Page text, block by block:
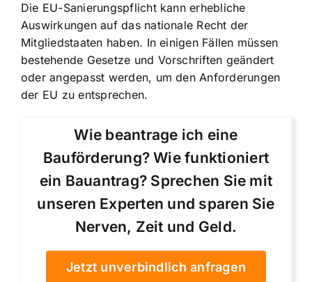
Die EU-Sanierungspflicht kann erhebliche
Auswirkungen auf das nationale Recht der
Mitgliedstaaten haben. In einigen Fällen müssen
bestehende Gesetze und Vorschriften geändert
oder angepasst werden, um den Anforderungen
der EU zu entsprechen.
Wie beantrage ich eine
Bauförderung? Wie funktioniert
ein Bauantrag? Sprechen Sie mit
unseren Experten und sparen Sie
Nerven, Zeit und Geld.
Jetzt unverbindlich anfragen